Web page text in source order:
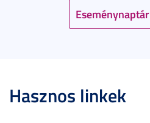
Eseménynaptár
Hasznos linkek